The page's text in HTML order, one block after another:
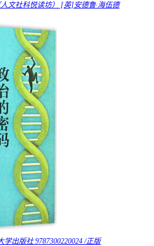
文社科悦读坊） [英]安德鲁·海伍德
出版社 9787300220024 /正版